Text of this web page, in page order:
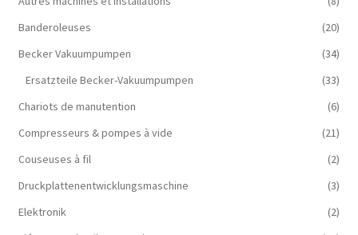
Banderoleuses
(20)
Becker Vakuumpumpen
(34)
Ersatzteile Becker-Vakuumpumpen
(33)
Chariots de manutention
(6)
Compresseurs & pompes à vide
(21)
Couseuses à fil
(2)
Druckplattenentwicklungsmaschine
(3)
Elektronik
(2)